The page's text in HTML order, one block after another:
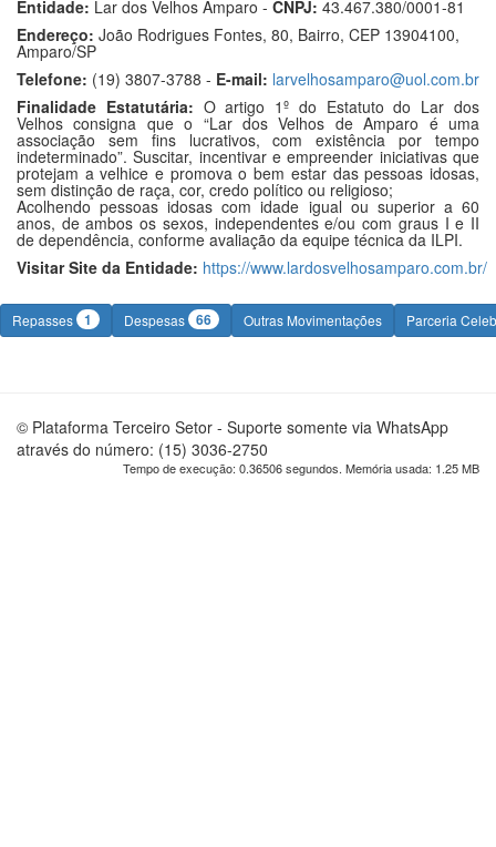
Entidade: Lar dos Velhos Amparo - CNPJ: 43.467.380/0001-81
Endereço: João Rodrigues Fontes, 80, Bairro, CEP 13904100,
Amparo/SP
Telefone: (19) 3807-3788 - E-mail: larvelhosamparo@uol.com.br
Finalidade Estatutária: O artigo 1º do Estatuto do Lar dos
Velhos consigna que o “Lar dos Velhos de Amparo é uma
associação sem fins lucrativos, com existência por tempo
indeterminado”. Suscitar, incentivar e empreender iniciativas que
protejam a velhice e promova o bem estar das pessoas idosas,
sem distinção de raça, cor, credo político ou religioso;
Acolhendo pessoas idosas com idade igual ou superior a 60
anos, de ambos os sexos, independentes e/ou com graus I e II
de dependência, conforme avaliação da equipe técnica da ILPI.
Visitar Site da Entidade: https://www.lardosvelhosamparo.com.br/
Repasses 1 Despesas 66 Outras Movimentações Parceria
© Plataforma Terceiro Setor - Suporte somente via WhatsApp
através do número: (15) 3036-2750
Tempo de execução: 0.36506 segundos. Memória usada: 1.25 MB